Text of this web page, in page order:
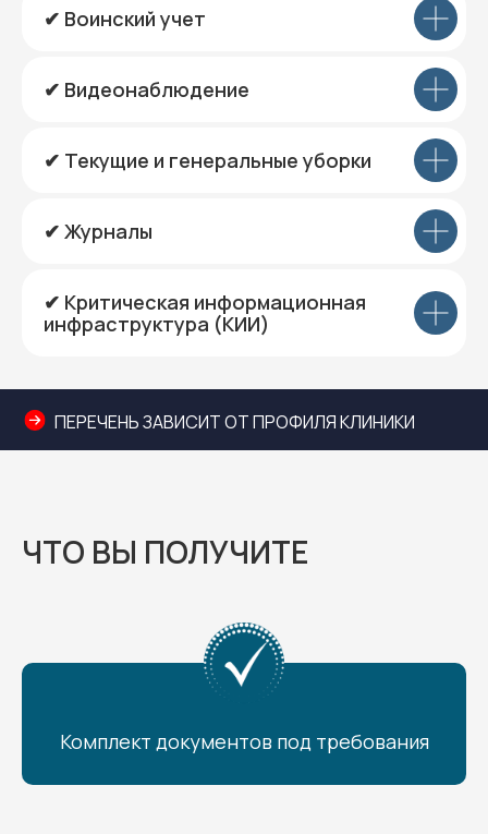
✔ Воинский учет
✔ Видеонаблюдение
✔ Текущие и генеральные уборки
✔ Журналы
✔ Критическая информационная
инфраструктура (КИИ)
ПЕРЕЧЕНЬ ЗАВИСИТ ОТ ПРОФИЛЯ КЛИНИКИ
ЧТО ВЫ ПОЛУЧИТЕ
Комплект документов под требования